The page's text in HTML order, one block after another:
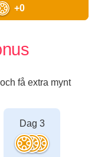
+0
få extra mynt
Dag 3